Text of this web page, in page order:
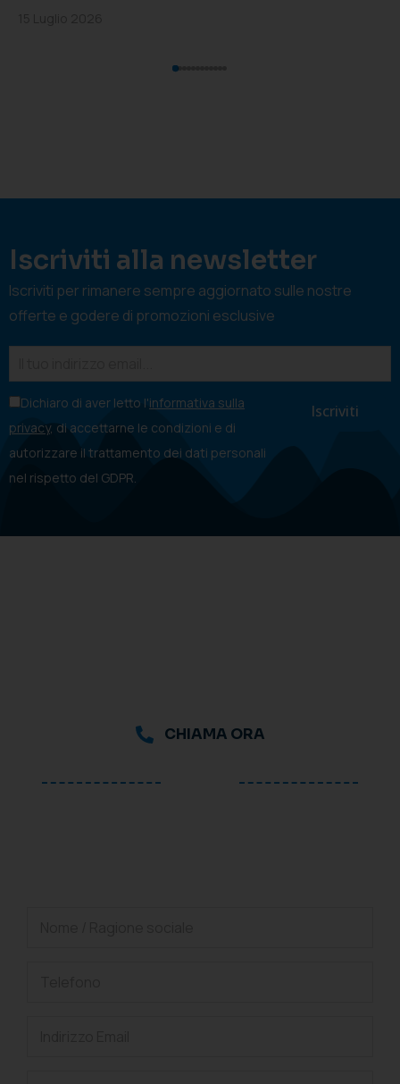
Iscriviti alla newsletter
Iscriviti per rimanere sempre aggiornato sulle nostre
offerte e godere di promozioni esclusive
Dichiaro di aver letto l'informativa sulla
privacy, di accettarne le condizioni e di
autorizzare il trattamento dei dati personali
nel rispetto del GDPR.
CHIAMA ORA